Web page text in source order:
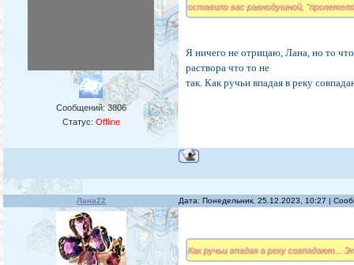
Сообщений:3806
Статус: Offline
оставило вас равнодушной,
Я ничего не отрицаю, Лана, но то
раствора что то не
так. Как ручьи впадая в реку
Лана22 Дата: Понедельник, 25.12.2023, 10:27 |
Как ручьи впадая в реку совпадают...